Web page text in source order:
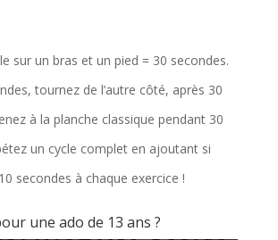
sur un bras et un pied = 30 secondes.
tournez de l’autre côté, après 30
à la planche classique pendant 30
un cycle complet en ajoutant si
secondes à chaque exercice !
une ado de 13 ans ?